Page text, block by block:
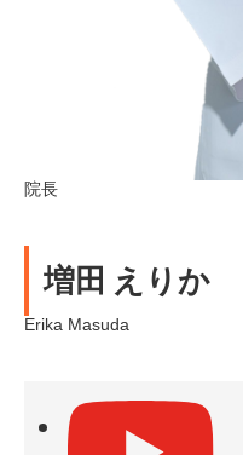
院長
増田 えりか
Erika Masuda